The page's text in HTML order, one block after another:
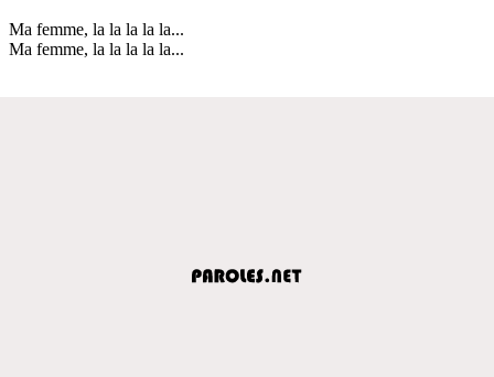
Ma femme, la la la la la...
Ma femme, la la la la la...